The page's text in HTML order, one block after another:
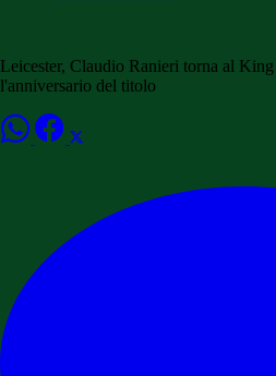
Leicester, Claudio Ranieri torna al
l'anniversario del titolo